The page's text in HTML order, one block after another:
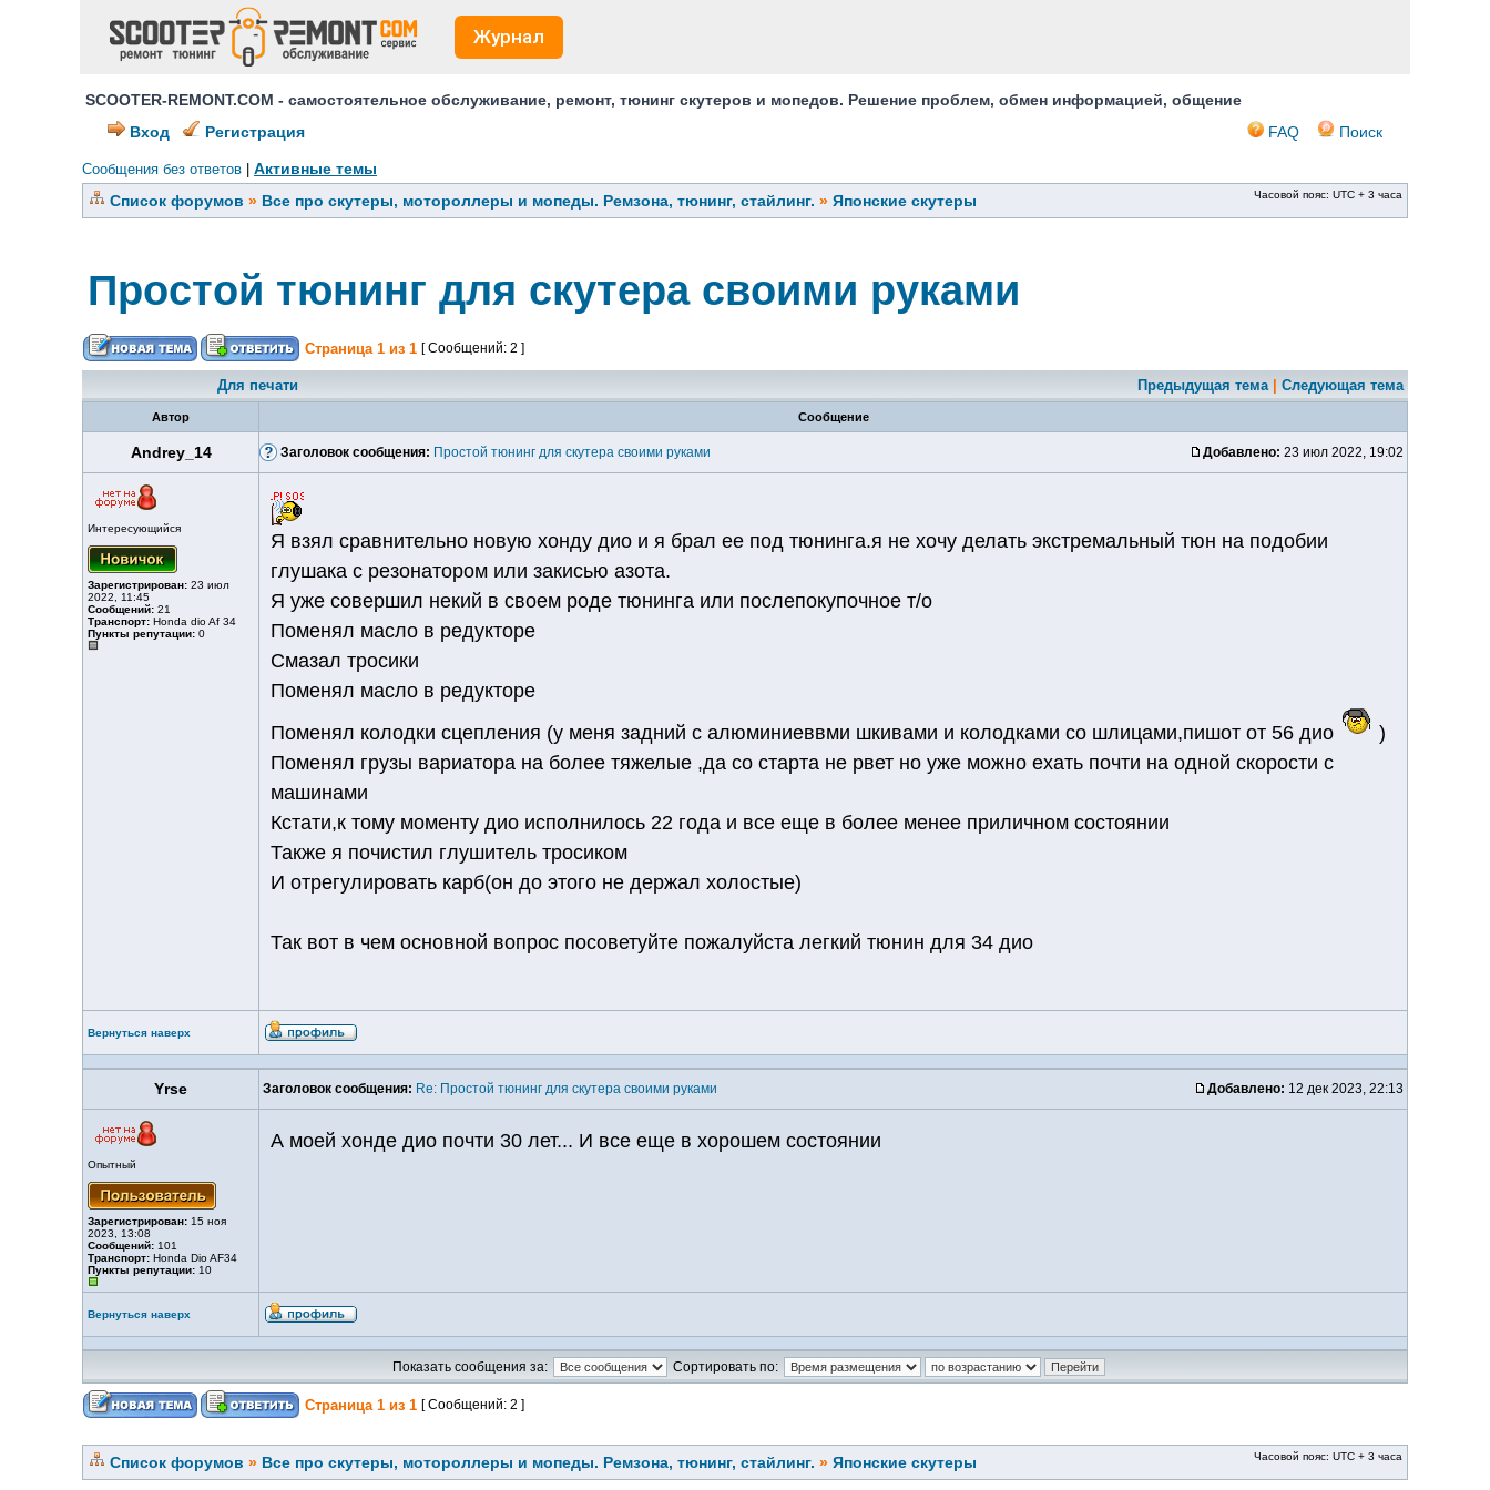
Журнал
SCOOTER-REMONT.COM - самостоятельное обслуживание, ремонт, тюнинг скутеров и мопедов. Решение проблем, обмен информацией, общение
Вход
Регистрация FAQ Поиск
Сообщения без ответов
Активные темы
Список форумов » Все про скутеры, мотороллеры и мопеды. Ремзона, тюнинг, стайлинг. » Японские скутеры Часовой пояс: UTC + 3 часа
Простой тюнинг для скутера своими руками
Страница 1 из 1 [ Сообщений: 2 ]
Для печати Предыдущая тема| Следующая тема
Автор Сообщение
Andrey_14 Заголовок сообщения: Простой тюнинг для скутера своими руками Добавлено: 23 июл 2022, 19:02
Интересующийся
Зарегистрирован: 23 июл
2022, 11:45
Сообщений: 21
Транспорт: Honda dio Af 34
Пункты репутации: 0
Я взял сравнительно новую хонду дио и я брал ее под тюнинга.я не хочу делать экстремальный тюн на подобии
глушака с резонатором или закисью азота.
Я уже совершил некий в своем роде тюнинга или послепокупочное т/о
Поменял масло в редукторе
Смазал тросики
Поменял масло в редукторе
Поменял колодки сцепления (у меня задний с алюминиеввми шкивами и колодками со шлицами,пишот от 56 дио
)
Поменял грузы вариатора на более тяжелые ,да со старта не рвет но уже можно ехать почти на одной скорости с
машинами
Кстати,к тому моменту дио исполнилось 22 года и все еще в более менее приличном состоянии
Также я почистил глушитель тросиком
И отрегулировать карб(он до этого не держал холостые)
Так вот в чем основной вопрос посоветуйте пожалуйста легкий тюнин для 34 дио
Вернуться наверх
Yrse Заголовок сообщения: Re: Простой тюнинг для скутера своими руками Добавлено: 12 дек 2023, 22:13
Опытный
Зарегистрирован: 15 ноя
2023, 13:08
Сообщений: 101
Транспорт: Honda Dio AF34
Пункты репутации: 10
А моей хонде дио почти 30 лет... И все еще в хорошем состоянии
Вернуться наверх
Показать сообщения за: Сортировать по:
Страница 1 из 1 [ Сообщений: 2 ]
Список форумов » Все про скутеры, мотороллеры и мопеды. Ремзона, тюнинг, стайлинг. » Японские скутеры Часовой пояс: UTC + 3 часа